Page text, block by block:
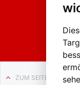
ZUM SEITENANFANG